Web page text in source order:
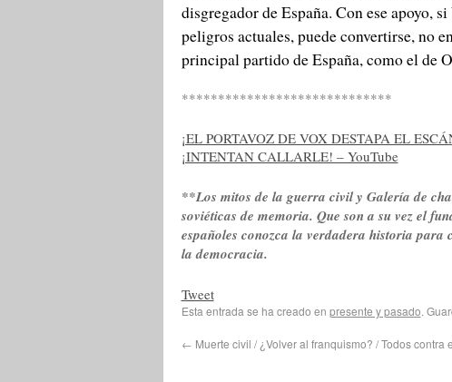
disgregador de España. Con ese apoyo,
peligros actuales, puede convertirse, no
principal partido de España, como el de
*****************************
¡EL PORTAVOZ DE VOX DESTAPA EL
¡INTENTAN CALLARLE! – YouTube
**Los mitos de la guerra civil y Galería de
soviéticas de memoria. Que son a su vez el
españoles conozca la verdadera historia
la democracia.
Tweet
Esta entrada se ha creado en presente y pasado.
← Muerte civil / ¿Volver al franquismo? / Todos contra